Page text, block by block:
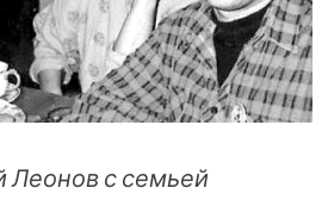
Леонов с семьей